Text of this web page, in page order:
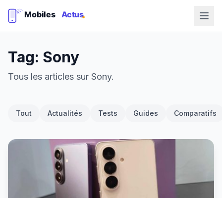
Tag: Sony
Tous les articles sur Sony.
Tout Actualités Tests Guides Comparatifs